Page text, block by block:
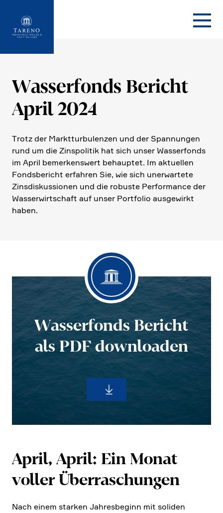
Startseite
Wasser­fonds Bericht
April 2024
Trotz der Markt­tur­bu­lenzen und der Spannungen
rund um die Zinspo­litik hat sich unser Wasser­fonds
im April bemer­kens­wert behauptet. Im aktuellen
Fonds­be­richt erfahren Sie, wie sich unerwar­tete
Zinsdis­kus­sionen und die robuste Perfor­mance der
Wasser­wirt­schaft auf unser Portfolio ausge­wirkt
haben.
Wasser­fonds Bericht
als PDF downloaden
April, April: Ein Monat
voller Überra­schungen
Nach einem starken Jahres­be­ginn mit soliden